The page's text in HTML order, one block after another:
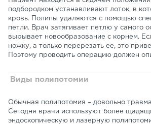
подбородком устанавливают лоток, в
кровь. Полипы удаляются с помощью
петли. Врач затягивает петлю у самого
вырывает новообразование с корнем.
ножку, а только перерезать ее, это
Поэтому проводить операцию должен
Виды полипотомии
Обычная полипотомия – довольно
Сегодня врачи используют более
эндоскопическую и лазерную